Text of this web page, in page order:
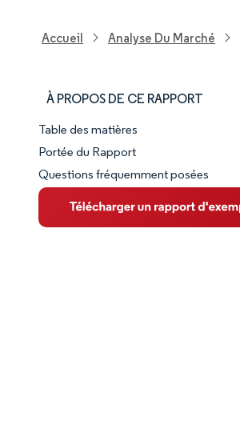
Accueil Analyse Du Marché
À PROPOS DE CE RAPPORT
Aperçu du marché
VUE D’ENSEMBLE DU MARCHÉ
Principales tendances du marché
Table des matières
Portée du Rapport
Questions fréquemment posées